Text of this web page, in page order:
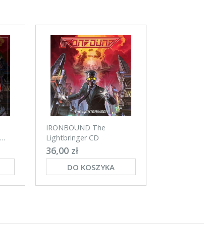
IRONBOUND The
Lightbringer CD
36,00 zł
DO KOSZYKA